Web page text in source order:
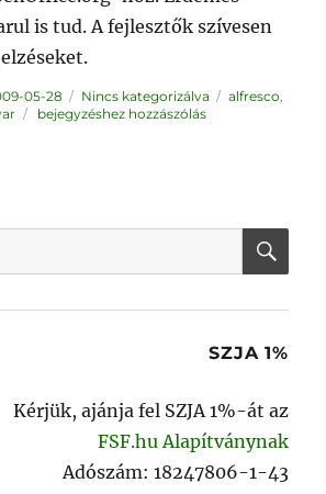
is tud. A fejlesztők szívesen
05-28 Kategória
Nincs kategorizálva Címke
alfresco,
Sun
Connector
bejegyzéshez hozzászólás
SZJA 1%
Kérjük, ajánja fel SZJA 1%-át az
FSF.hu Alapítványnak
Adószám: 18247806-1-43